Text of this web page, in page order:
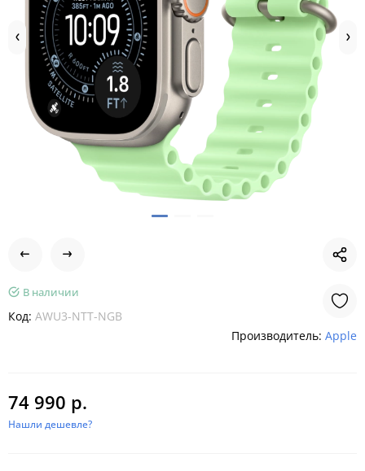
В наличии
Код: AWU3-NTT-NGB
Производитель: Apple
74 990 р.
Нашли дешевле?